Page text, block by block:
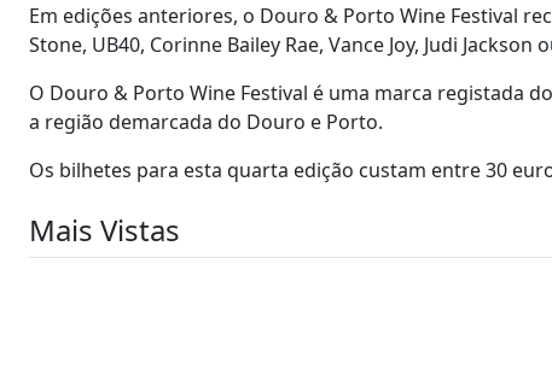
Em edições anteriores, o Douro & Porto Wine Festival
Stone, UB40, Corinne Bailey Rae, Vance Joy, Judi Jackson
O Douro & Porto Wine Festival é uma marca registada
a região demarcada do Douro e Porto.
Os bilhetes para esta quarta edição custam entre 30
Mais Vistas